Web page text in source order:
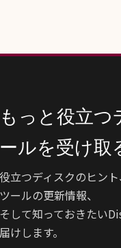
っと役立つ
ルを受け取
立つディスクのヒント
ールの更新情報、
して知っておきたい
けします。